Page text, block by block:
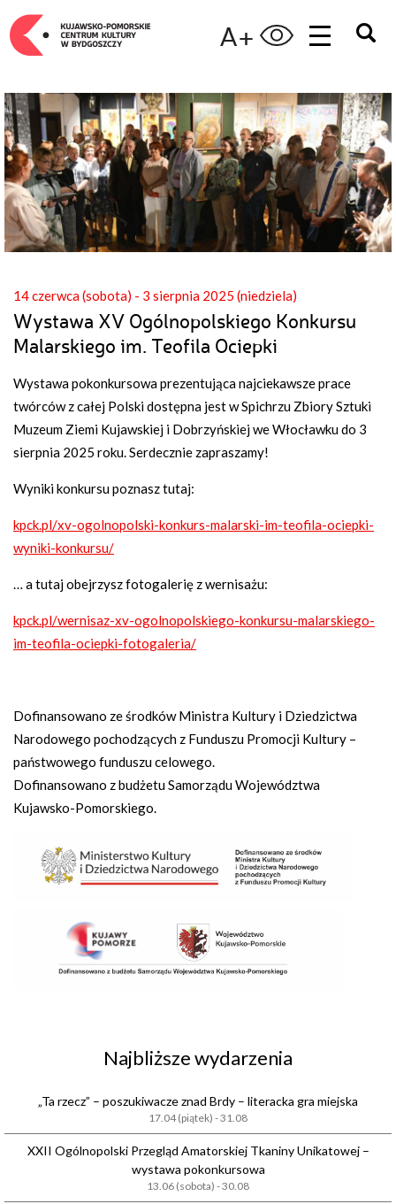
A+
14 czerwca (sobota) - 3 sierpnia 2025 (niedziela)
Wystawa XV Ogólnopolskiego Konkursu
Malarskiego im. Teofila Ociepki
Wystawa pokonkursowa prezentująca najciekawsze prace
twórców z całej Polski dostępna jest w Spichrzu Zbiory Sztuki
Muzeum Ziemi Kujawskiej i Dobrzyńskiej we Włocławku do 3
sierpnia 2025 roku. Serdecznie zapraszamy!
Wyniki konkursu poznasz tutaj:
kpck.pl/xv-ogolnopolski-konkurs-malarski-im-teofila-ociepki-
wyniki-konkursu/
… a tutaj obejrzysz fotogalerię z wernisażu:
kpck.pl/wernisaz-xv-ogolnopolskiego-konkursu-malarskiego-
im-teofila-ociepki-fotogaleria/
Dofinansowano ze środków Ministra Kultury i Dziedzictwa
Narodowego pochodzących z Funduszu Promocji Kultury –
państwowego funduszu celowego.
Dofinansowano z budżetu Samorządu Województwa
Kujawsko-Pomorskiego.
Najbliższe wydarzenia
„Ta rzecz” – poszukiwacze znad Brdy – literacka gra miejska
17.04 (piątek) - 31.08
XXII Ogólnopolski Przegląd Amatorskiej Tkaniny Unikatowej –
wystawa pokonkursowa
13.06 (sobota) - 30.08